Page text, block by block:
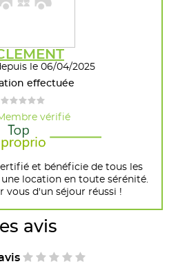
le 06/04/2025
effectuée
vérifié
et bénéficie de tous les
location en toute sérénité.
vous d'un séjour réussi !
avis